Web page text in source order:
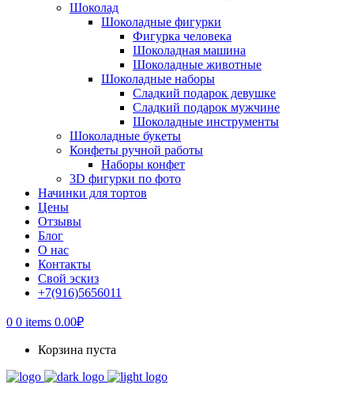
Шоколад
Шоколадные фигурки
Фигурка человека
Шоколадная машина
Шоколадные животные
Шоколадные наборы
Сладкий подарок девушке
Сладкий подарок мужчине
Шоколадные инструменты
Шоколадные букеты
Конфеты ручной работы
Наборы конфет
3D фигурки по фото
Начинки для тортов
Цены
Отзывы
Блог
О нас
Контакты
Свой эскиз
+7(916)5656011
0 0 items 0.00₽
Корзина пуста